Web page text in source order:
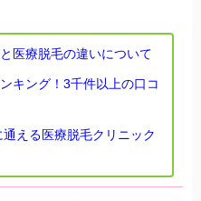
医療脱毛の違いについて
キング！3千件以上の口コ
える医療脱毛クリニック